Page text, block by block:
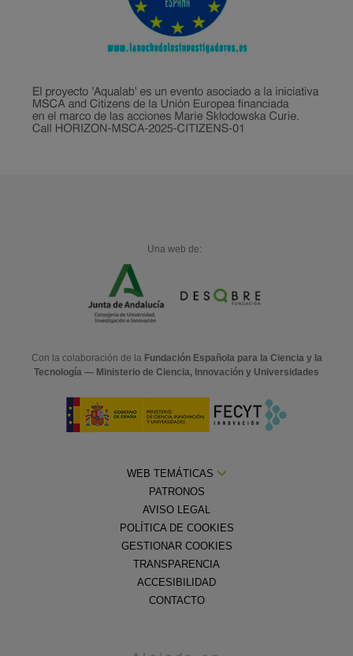
Una web de:
Con la colaboración de la Fundación Española para la Ciencia y la
Tecnología — Ministerio de Ciencia, Innovación y Universidades
WEB TEMÁTICAS
PATRONOS
AVISO LEGAL
POLÍTICA DE COOKIES
GESTIONAR COOKIES
TRANSPARENCIA
ACCESIBILIDAD
CONTACTO